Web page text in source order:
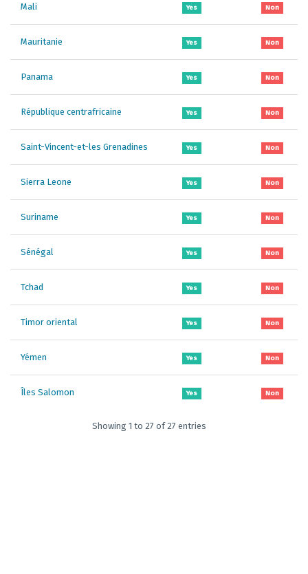
Mali Yes Non
Mauritanie Yes Non
Panama Yes Non
République centrafricaine Yes Non
Saint-Vincent-et-les Grenadines Yes Non
Sierra Leone Yes Non
Suriname Yes Non
Sénégal Yes Non
Tchad Yes Non
Timor oriental Yes Non
Yémen Yes Non
Îles Salomon Yes Non
Showing 1 to 27 of 27 entries